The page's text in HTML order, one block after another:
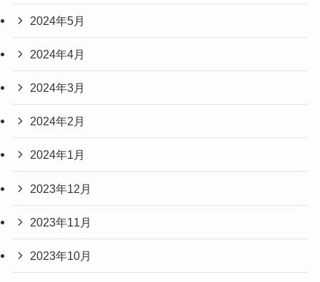
2024年5月
2024年4月
2024年3月
2024年2月
2024年1月
2023年12月
2023年11月
2023年10月